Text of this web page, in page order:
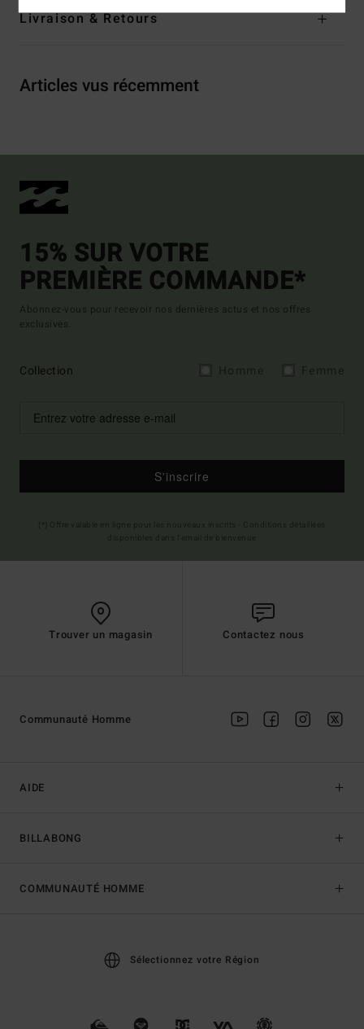
Livraison & Retours
Articles vus récemment
15% SUR VOTRE
PREMIÈRE COMMANDE*
Abonnez-vous pour recevoir nos dernières actus et nos offres
exclusives.
Collection
S'inscrire
Trouver un magasin Contactez nous
AIDE
BILLABONG
Communauté Homme
COMMUNAUTÉ HOMME
Sélectionnez votre Région